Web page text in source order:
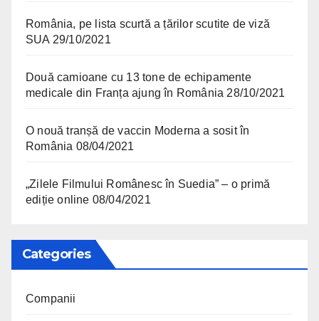
România, pe lista scurtă a țărilor scutite de viză
SUA 29/10/2021
Două camioane cu 13 tone de echipamente
medicale din Franța ajung în România 28/10/2021
O nouă tranșă de vaccin Moderna a sosit în
România 08/04/2021
„Zilele Filmului Românesc în Suedia” – o primă
ediție online 08/04/2021
Categories
Companii